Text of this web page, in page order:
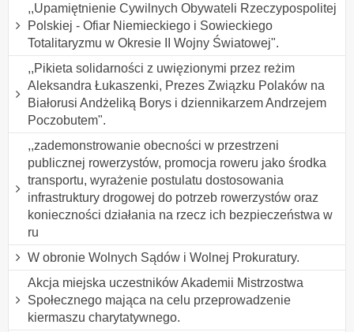
,,Upamiętnienie Cywilnych Obywateli Rzeczypospolitej
Polskiej - Ofiar Niemieckiego i Sowieckiego
Totalitaryzmu w Okresie II Wojny Światowej".
,,Pikieta solidarności z uwięzionymi przez reżim
Aleksandra Łukaszenki, Prezes Związku Polaków na
Białorusi Andżeliką Borys i dziennikarzem Andrzejem
Poczobutem".
,,zademonstrowanie obecności w przestrzeni
publicznej rowerzystów, promocja roweru jako środka
transportu, wyrażenie postulatu dostosowania
infrastruktury drogowej do potrzeb rowerzystów oraz
konieczności działania na rzecz ich bezpieczeństwa w
ru
W obronie Wolnych Sądów i Wolnej Prokuratury.
Akcja miejska uczestników Akademii Mistrzostwa
Społecznego mająca na celu przeprowadzenie
kiermaszu charytatywnego.